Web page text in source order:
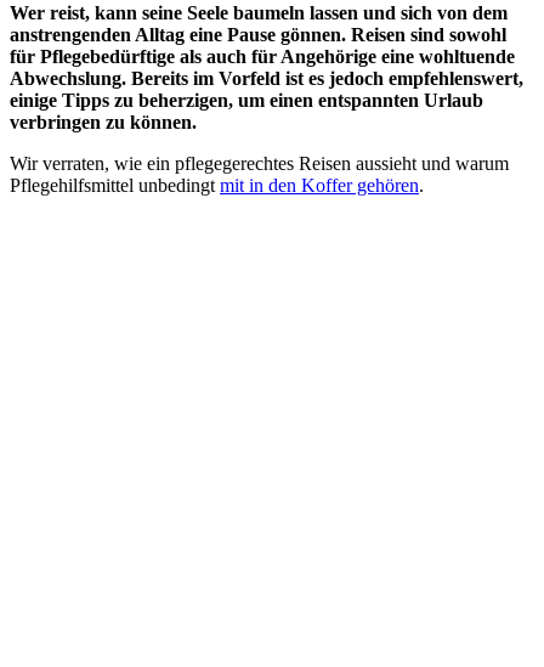
Wer reist, kann seine Seele baumeln lassen und sich von dem
anstrengenden Alltag eine Pause gönnen. Reisen sind sowohl
für Pflegebedürftige als auch für Angehörige eine wohltuende
Abwechslung. Bereits im Vorfeld ist es jedoch empfehlenswert,
einige Tipps zu beherzigen, um einen entspannten Urlaub
verbringen zu können.
Wir verraten, wie ein pflegegerechtes Reisen aussieht und warum
Pflegehilfsmittel unbedingt mit in den Koffer gehören.